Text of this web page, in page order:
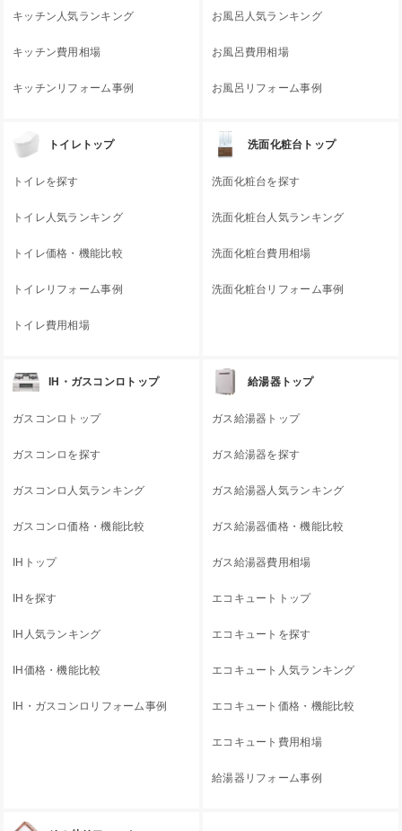
キッチン人気ランキング
キッチン費用相場
キッチンリフォーム事例
お風呂人気ランキング
お風呂費用相場
お風呂リフォーム事例
トイレトップ
トイレを探す
トイレ人気ランキング
トイレ価格・機能比較
トイレリフォーム事例
トイレ費用相場
洗面化粧台トップ
洗面化粧台を探す
洗面化粧台人気ランキング
洗面化粧台費用相場
洗面化粧台リフォーム事例
IH・ガスコンロトップ
ガスコンロトップ
ガスコンロを探す
ガスコンロ人気ランキング
ガスコンロ価格・機能比較
IHトップ
IHを探す
IH人気ランキング
IH価格・機能比較
IH・ガスコンロリフォーム事例
給湯器トップ
ガス給湯器トップ
ガス給湯器を探す
ガス給湯器人気ランキング
ガス給湯器価格・機能比較
ガス給湯器費用相場
エコキュートトップ
エコキュートを探す
エコキュート人気ランキング
エコキュート価格・機能比較
エコキュート費用相場
給湯器リフォーム事例